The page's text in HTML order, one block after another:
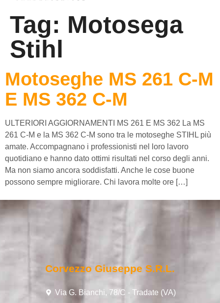
Tag: Motosega
Stihl
Motoseghe MS 261 C-M
E MS 362 C-M
ULTERIORI AGGIORNAMENTI MS 261 E MS 362 La MS
261 C-M e la MS 362 C-M sono tra le motoseghe STIHL più
amate. Accompagnano i professionisti nel loro lavoro
quotidiano e hanno dato ottimi risultati nel corso degli anni.
Ma non siamo ancora soddisfatti. Anche le cose buone
possono sempre migliorare. Chi lavora molte ore […]
Corvezzo Giuseppe S.r.l.
Via G. Bianchi, 78/C - Tradate (VA)